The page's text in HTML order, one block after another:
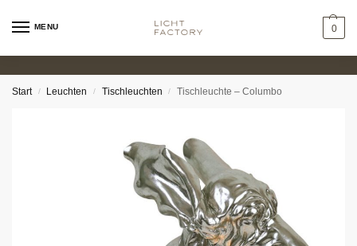
MENU 0
Start / Leuchten / Tischleuchten / Tischleuchte – Columbo